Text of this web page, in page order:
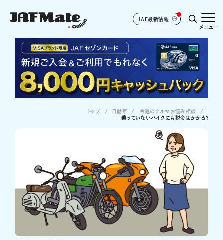
JAF最新情報
メニュー
トップ 自動車
今週のクルマお悩み相談
乗っていないバイクにも税金はかかる？